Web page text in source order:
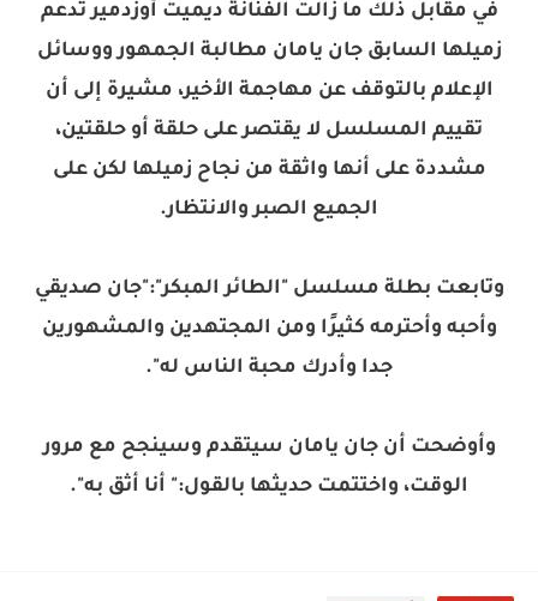
في مقابل ذلك ما زالت الفنانة ديميت أوزدمير تدعم
زميلها السابق جان يامان مطالبة الجمهور ووسائل
الإعلام بالتوقف عن مهاجمة الأخير، مشيرة إلى أن
تقييم المسلسل لا يقتصر على حلقة أو حلقتين،
مشددة على أنها واثقة من نجاح زميلها لكن على
الجميع الصبر والانتظار.
وتابعت بطلة مسلسل "الطائر المبكر":"جان صديقي
وأحبه وأحترمه كثيرًا ومن المجتهدين والمشهورين
جدا وأدرك محبة الناس له".
وأوضحت أن جان يامان سيتقدم وسينجح مع مرور
الوقت، واختتمت حديثها بالقول:" أنا أثق به".